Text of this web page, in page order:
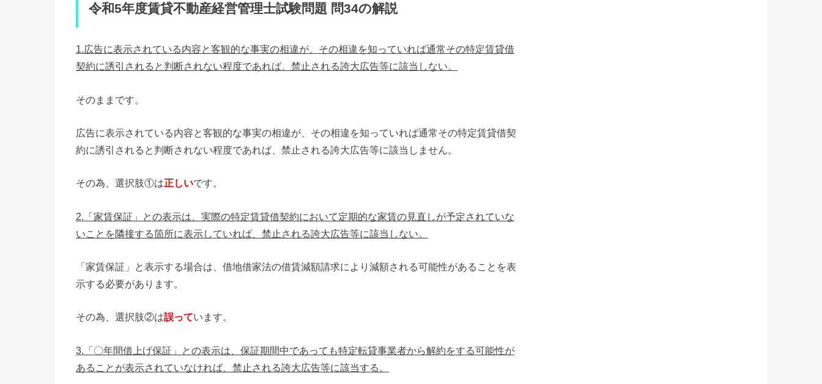
令和5年度賃貸不動産経営管理士試験問題 問34の解説
1.広告に表示されている内容と客観的な事実の相違が、その相違を知っていれば通常その特定賃貸借
契約に誘引されると判断されない程度であれば、禁止される誇大広告等に該当しない。
そのままです。
広告に表示されている内容と客観的な事実の相違が、その相違を知っていれば通常その特定賃貸借契
約に誘引されると判断されない程度であれば、禁止される誇大広告等に該当しません。
その為、選択肢①は正しいです。
2.「家賃保証」との表示は、実際の特定賃貸借契約において定期的な家賃の見直しが予定されていな
いことを隣接する箇所に表示していれば、禁止される誇大広告等に該当しない。
「家賃保証」と表示する場合は、借地借家法の借賃減額請求により減額される可能性があることを表
示する必要があります。
その為、選択肢②は誤っています。
3.「〇年間借上げ保証」との表示は、保証期間中であっても特定転貸事業者から解約をする可能性が
あることが表示されていなければ、禁止される誇大広告等に該当する。